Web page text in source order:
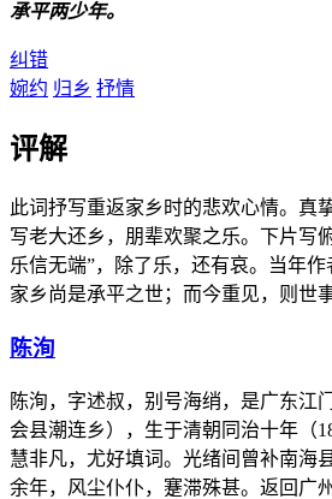
承平两少年。
纠错
婉约 归乡 抒情
评解
此词抒写重返家乡时的悲欢心情。真
写老大还乡，朋辈欢聚之乐。下片写
乐信无端”，除了乐，还有哀。当年作
家乡尚是承平之世；而今重见，则世
陈洵
陈洵，字述叔，别号海绡，是广东江
会县潮连乡），生于清朝同治十年（
慧非凡，尤好填词。光绪间曾补南海
余年，风尘仆仆，蹇滞殊甚。返回广